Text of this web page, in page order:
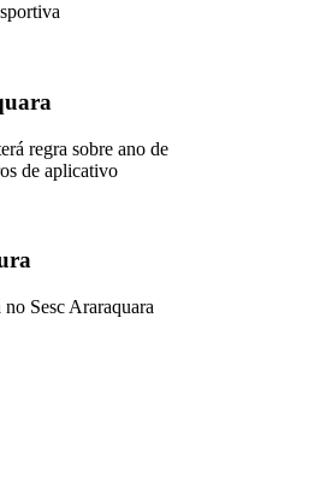
regra sobre ano de
de aplicativo
Sesc Araraquara